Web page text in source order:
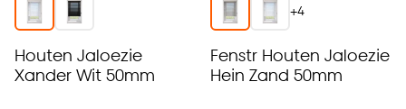
Houten Jaloezie
Xander Wit 50mm
+4
Fenstr Houten Jaloezie
Hein Zand 50mm